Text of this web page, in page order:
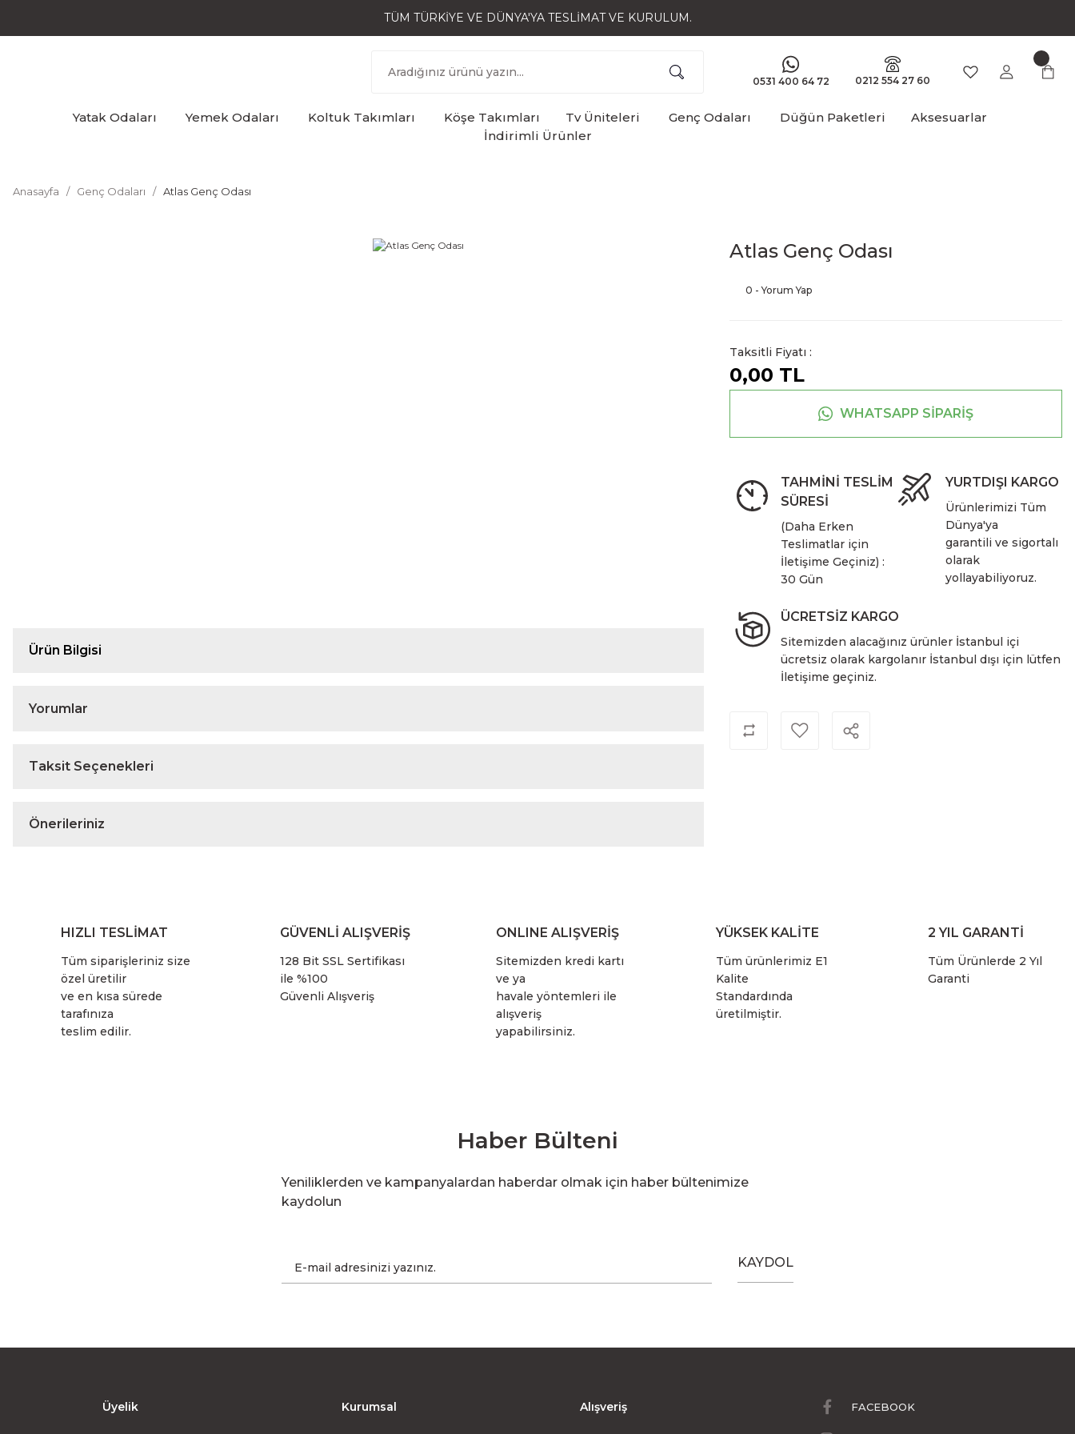
TÜM TÜRKİYE VE DÜNYA'YA TESLİMAT VE KURULUM.
0531 400 64 72 0212 554 27 60
Yatak Odaları Yemek Odaları Koltuk Takımları Köşe Takımları Tv Üniteleri Genç Odaları Düğün Paketleri
Aksesuarlar
İndirimli Ürünler
Anasayfa Genç Odaları Atlas Genç Odası
Ürün Bilgisi
Yorumlar
Taksit Seçenekleri
Önerileriniz
Atlas Genç Odası
0 - Yorum Yap
Taksitli Fiyatı :
0,00 TL
WHATSAPP SİPARİŞ
TAHMİNİ TESLİM
SÜRESİ
(Daha Erken
Teslimatlar için
İletişime Geçiniz) :
30 Gün
YURTDIŞI KARGO
Ürünlerimizi Tüm
Dünya'ya
garantili ve sigortalı
olarak
yollayabiliyoruz.
ÜCRETSİZ KARGO
Sitemizden alacağınız ürünler İstanbul içi
ücretsiz olarak kargolanır İstanbul dışı için lütfen
İletişime geçiniz.
HIZLI TESLİMAT
Tüm siparişleriniz size
özel üretilir
ve en kısa sürede
tarafınıza
teslim edilir.
GÜVENLİ ALIŞVERİŞ
128 Bit SSL Sertifikası
ile %100
Güvenli Alışveriş
ONLINE ALIŞVERİŞ
Sitemizden kredi kartı
ve ya
havale yöntemleri ile
alışveriş
yapabilirsiniz.
YÜKSEK KALİTE
Tüm ürünlerimiz E1
Kalite
Standardında
üretilmiştir.
2 YIL GARANTİ
Tüm Ürünlerde 2 Yıl
Garanti
Haber Bülteni
Yeniliklerden ve kampanyalardan haberdar olmak için haber bültenimize
kaydolun
KAYDOL
Üyelik Kurumsal Alışveriş FACEBOOK